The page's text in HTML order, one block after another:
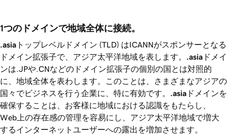
1つのドメインで地域全体に接続。
.asia トップレベルドメイン (TLD) はICANNがスポンサーとなる
ドメイン拡張子で、アジア太平洋地域を表します。
.asia ドメイ
ンは.JPや.CNなどのドメイン拡張子の個別の国とは対照的
に、地域全体を表わします。このことは、さまざまなアジアの
国々でビジネスを行う企業に、特に有効です。
.asia ドメインを
確保することは、お客様に地域における認識をもたらし、
Web上の存在感の管理を容易にし、アジア太平洋地域で増大
するインターネットユーザーへの露出を増加させます。